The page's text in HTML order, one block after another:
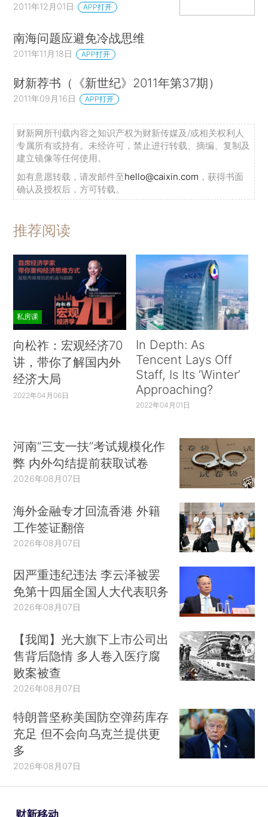
2011年12月01日 APP打开
南海问题应避免冷战思维
2011年11月18日 APP打开
财新荐书（《新世纪》2011年第37期）
2011年09月16日 APP打开
财新网所刊载内容之知识产权为财新传媒及/或相关权利人
专属所有或持有。未经许可，禁止进行转载、摘编、复制及
建立镜像等任何使用。
如有意愿转载，请发邮件至hello@caixin.com ，获得书面
确认及授权后，方可转载。
推荐阅读
私房课
向松祚：宏观经济70
讲，带你了解国内外
经济大局
2022年04月06日
In Depth: As
Tencent Lays Off
Staff, Is Its ‘Winter’
Approaching?
2022年04月01日
河南“三支一扶”考试规模化作
弊 内外勾结提前获取试卷
2026年08月07日
海外金融专才回流香港 外籍
工作签证翻倍
2026年08月07日
因严重违纪违法 李云泽被罢
免第十四届全国人大代表职务
2026年08月07日
【我闻】光大旗下上市公司出
售背后隐情 多人卷入医疗腐
败案被查
2026年08月07日
特朗普坚称美国防空弹药库存
充足 但不会向乌克兰提供更
多
2026年08月07日